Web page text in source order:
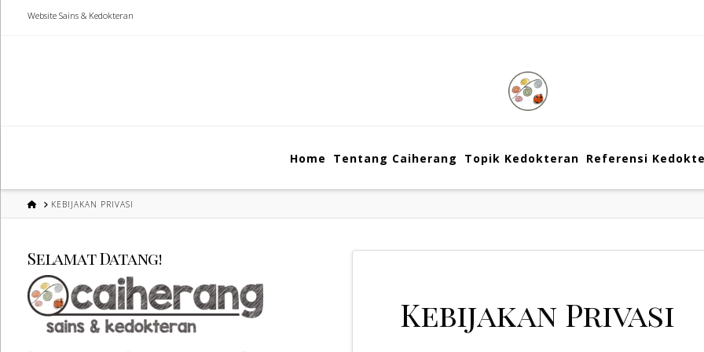
Website Sains & Kedokteran
Home Tentang Caiherang Topik Kedokteran Referensi
HOMEKEBIJAKAN PRIVASI
Kebijakan Privasi
Selamat Datang!